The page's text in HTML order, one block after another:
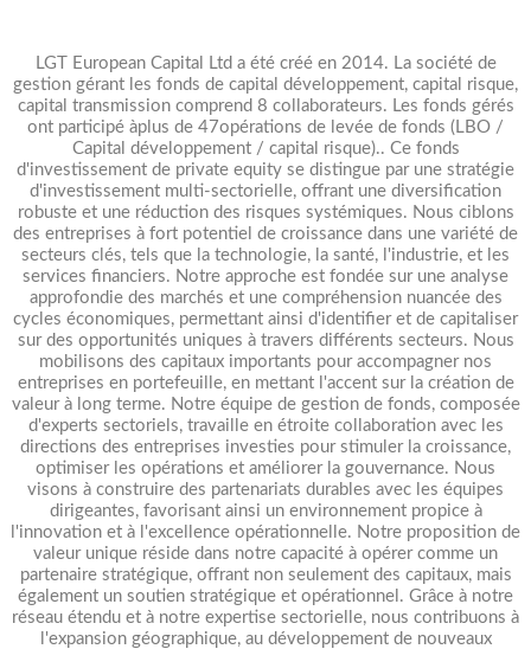
LGT European Capital Ltd a été créé en 2014. La société de
gestion gérant les fonds de capital développement, capital risque,
capital transmission comprend 8 collaborateurs. Les fonds gérés
ont participé àplus de 47opérations de levée de fonds (LBO /
Capital développement / capital risque).. Ce fonds
d'investissement de private equity se distingue par une stratégie
d'investissement multi-sectorielle, offrant une diversification
robuste et une réduction des risques systémiques. Nous ciblons
des entreprises à fort potentiel de croissance dans une variété de
secteurs clés, tels que la technologie, la santé, l'industrie, et les
services financiers. Notre approche est fondée sur une analyse
approfondie des marchés et une compréhension nuancée des
cycles économiques, permettant ainsi d'identifier et de capitaliser
sur des opportunités uniques à travers différents secteurs. Nous
mobilisons des capitaux importants pour accompagner nos
entreprises en portefeuille, en mettant l'accent sur la création de
valeur à long terme. Notre équipe de gestion de fonds, composée
d'experts sectoriels, travaille en étroite collaboration avec les
directions des entreprises investies pour stimuler la croissance,
optimiser les opérations et améliorer la gouvernance. Nous
visons à construire des partenariats durables avec les équipes
dirigeantes, favorisant ainsi un environnement propice à
l'innovation et à l'excellence opérationnelle. Notre proposition de
valeur unique réside dans notre capacité à opérer comme un
partenaire stratégique, offrant non seulement des capitaux, mais
également un soutien stratégique et opérationnel. Grâce à notre
réseau étendu et à notre expertise sectorielle, nous contribuons à
l'expansion géographique, au développement de nouveaux